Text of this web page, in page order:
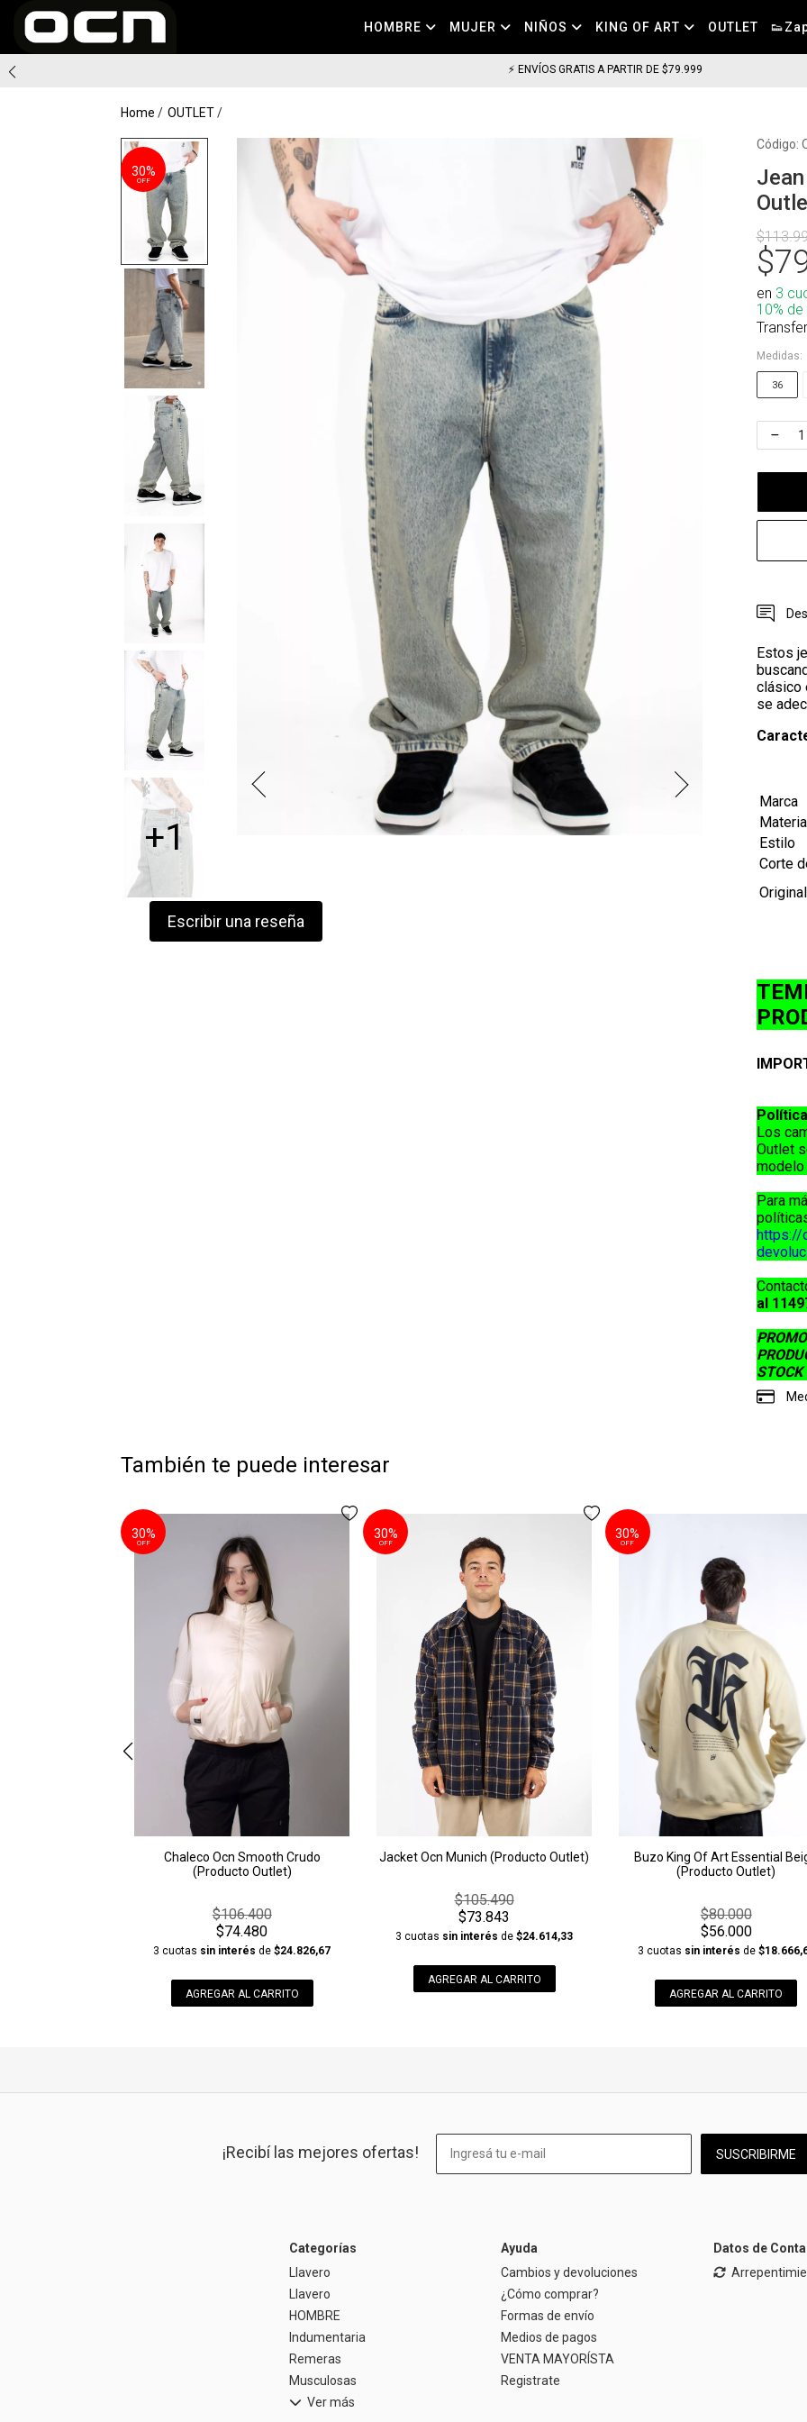
HOMBRE MUJER NIÑOS KING OF ART OUTLET
A PARTIR DE $79.999
Home OUTLET
Código:
en 3
10%
Medidas:
36
Estos
clásico
se
Marca
Estilo
Corte
Los
Outlet
Para
https://
al
STOCK
30%
OFF
+1
Escribir una reseña
También te puede interesar
Chaleco Ocn Smooth Crudo
(Producto Outlet)
30%
OFF
$106.400
$74.480
3 cuotas sin interés de$24.826,67
AGREGAR AL CARRITO
Jacket Ocn Munich (Producto Outlet)
30%
OFF
$105.490
$73.843
3 cuotas sin interés de$24.614,33
AGREGAR AL CARRITO
Buzo King Of Art Essential
(Producto Outlet)
30%
OFF
$80.000
$56.000
3 cuotas sin interés de
AGREGAR AL CARRITO
¡Recibí las mejores ofertas! SUSCRIBIRME
Categorías
Llavero
Llavero
HOMBRE
Indumentaria
Remeras
Musculosas
Ver más
Ayuda
Cambios y devoluciones
¿Cómo comprar?
Formas de envío
Medios de pagos
VENTA MAYORÍSTA
Registrate
Datos de